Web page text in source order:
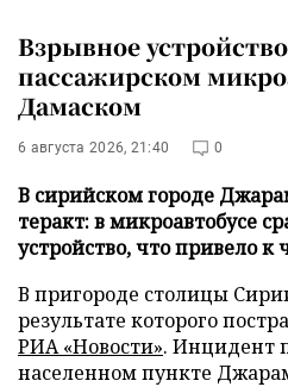
Взрывное
пассажирском
Дамаском
6 августа 2026, 21:40 0
В сирийском городе
теракт: в микроавтобусе
устройство, что привело
В пригороде столицы
результате которого
РИА «Новости». Инцидент
населенном пункте